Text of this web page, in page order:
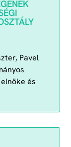
Pavel
és